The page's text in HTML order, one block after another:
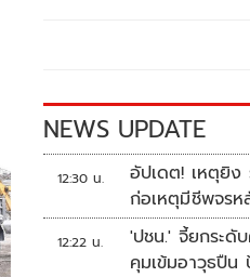
NEWS UPDATE
12:30 น.
อัปเดต! เหตุยิ
ก่อเหตุมีชีพจรห
12:22 น.
'ปชน.' จี้ยกระดั
คุมเข้มอาวุธปืน